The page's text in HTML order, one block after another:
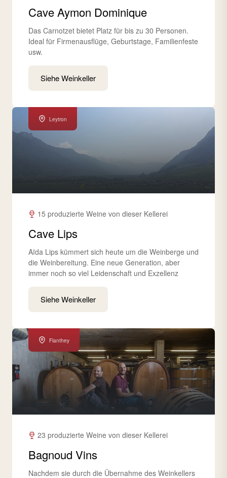
Cave Aymon Dominique
Das Carnotzet bietet Platz für bis zu 30 Personen.
Ideal für Firmenausflüge, Geburtstage, Familienfeste
usw.
Siehe Weinkeller
Leytron
15 produzierte Weine von dieser Kellerei
Cave Lips
Aïda Lips kümmert sich heute um die Weinberge und
die Weinbereitung. Eine neue Generation, aber
immer noch so viel Leidenschaft und Exzellenz
Siehe Weinkeller
Flanthey
23 produzierte Weine von dieser Kellerei
Bagnoud Vins
Nachdem sie durch die Übernahme des Weinkellers